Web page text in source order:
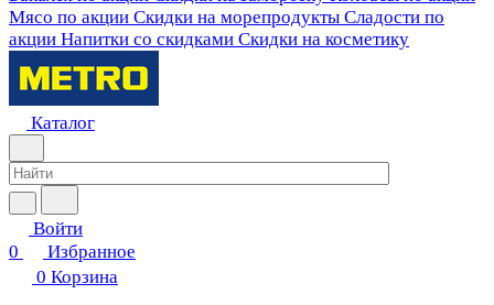
Мясо по акции Скидки на морепродукты Сладости по
акции Напитки со скидками Скидки на косметику
Каталог
Войти
0
Избранное
0 Корзина